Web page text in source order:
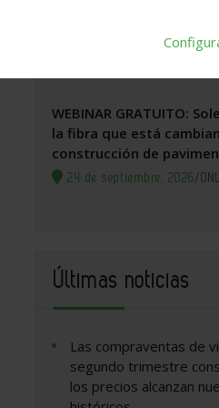
WEBINAR GRATUITO:
la fibra que está
construcción de
24 de septiembre, 2026/
Últimas noticias
Las compraventas de
segundo trimestre
los precios alcanzan